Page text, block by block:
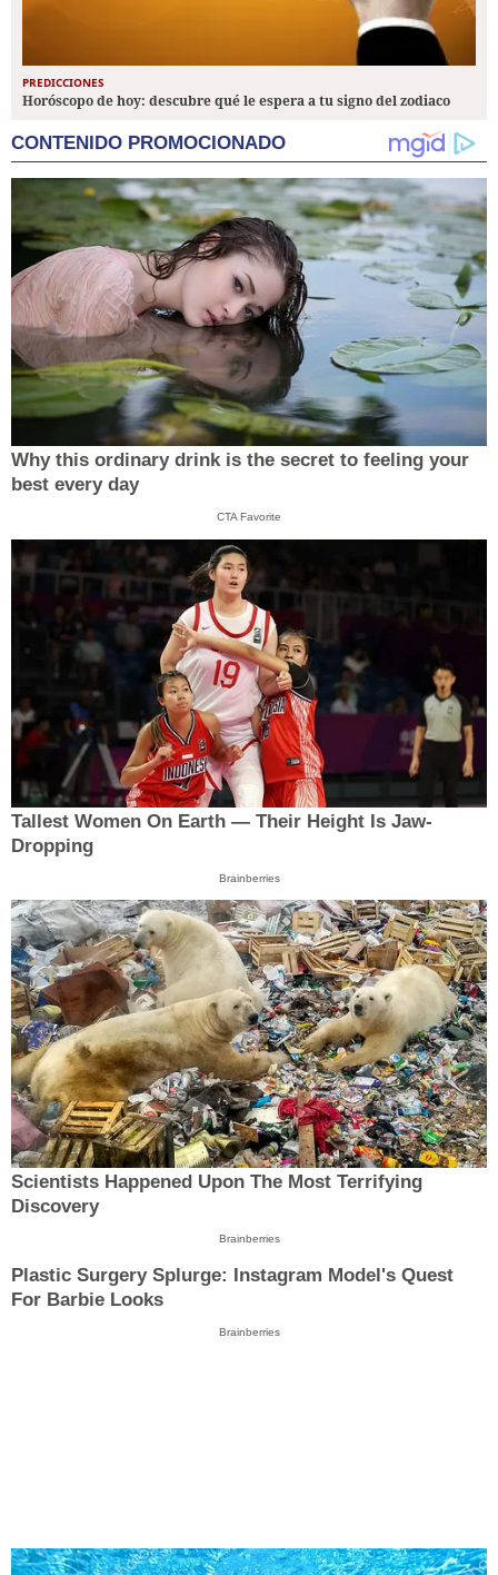
PREDICCIONES
Horóscopo de hoy: descubre qué le espera a tu signo del zodiaco
CONTENIDO PROMOCIONADO
Why this ordinary drink is the secret to feeling your
best every day
CTA Favorite
Tallest Women On Earth — Their Height Is Jaw-
Dropping
Brainberries
Scientists Happened Upon The Most Terrifying
Discovery
Brainberries
Plastic Surgery Splurge: Instagram Model's Quest
For Barbie Looks
Brainberries